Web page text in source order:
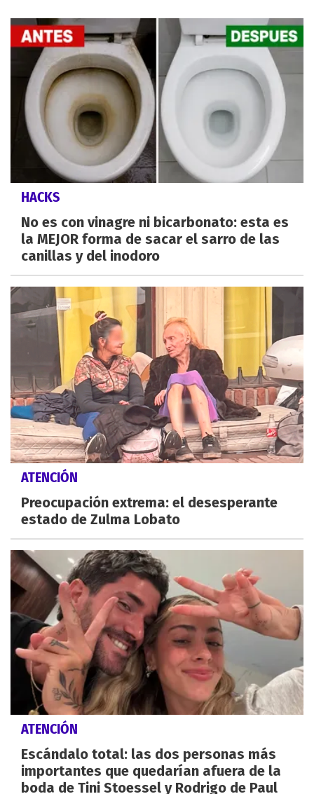
HACKS
No es con vinagre ni bicarbonato: esta es
la MEJOR forma de sacar el sarro de las
canillas y del inodoro
ATENCIÓN
Preocupación extrema: el desesperante
estado de Zulma Lobato
ATENCIÓN
Escándalo total: las dos personas más
importantes que quedarían afuera de la
boda de Tini Stoessel y Rodrigo de Paul